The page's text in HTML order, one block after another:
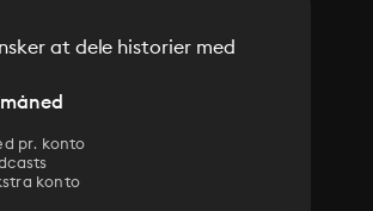
at dele historier med
pr. konto
konto